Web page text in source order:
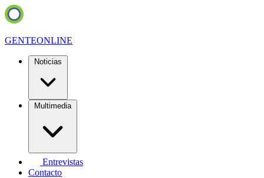
GENTEONLINE
Noticias
Multimedia
Entrevistas
Contacto